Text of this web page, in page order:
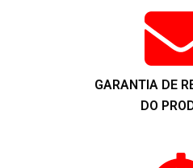
GARANTIA DE
DO